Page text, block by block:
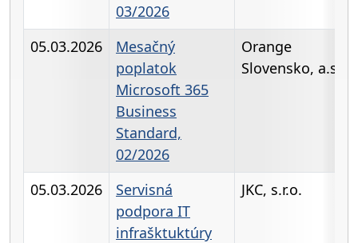
03/2026
05.03.2026
Mesačný
poplatok
Microsoft 365
Business
Standard,
02/2026
Orange
Slovensko, a.s.
05.03.2026
Servisná
podpora IT
infrašktuktúry
JKC, s.r.o.